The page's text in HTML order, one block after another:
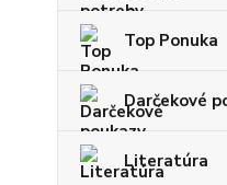
Top Ponuka
Darčekové
Literatúra